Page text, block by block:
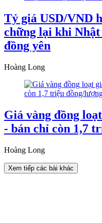
Tỷ giá USD/VND
chững lại khi Nhật
đồng yên
Hoàng Long
Giá vàng đồng
- bán chỉ còn 1,7
Hoàng Long
Xem tiếp các bài khác